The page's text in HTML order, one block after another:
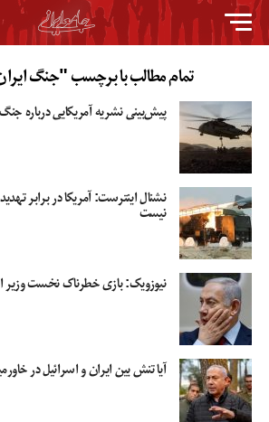
تمام مطالب با برچسب "جنگ
پیش‌بینی نشریه آمریکایی درباره جنگ
نشنال اینترست: آمریکا در برابر
نیست
نیوزویک: بازی خطرناک نخست وزیر
آیا تنش بین ایران و اسرائیل در